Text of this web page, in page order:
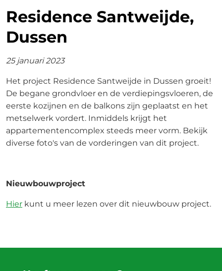
Residence Santweijde,
Dussen
25 januari 2023
Het project Residence Santweijde in Dussen groeit!
De begane grondvloer en de verdiepingsvloeren, de
eerste kozijnen en de balkons zijn geplaatst en het
metselwerk vordert. Inmiddels krijgt het
appartementencomplex steeds meer vorm. Bekijk
diverse foto's van de vorderingen van dit project.
Nieuwbouwproject
Hier kunt u meer lezen over dit nieuwbouw project.